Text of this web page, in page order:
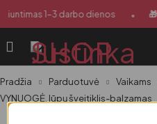
Siuntimas 1-3 darbo dienos •
Pradžia Parduotuvė Vaikams
VYNUOGĖ, lūpų šveitiklis-balzamas